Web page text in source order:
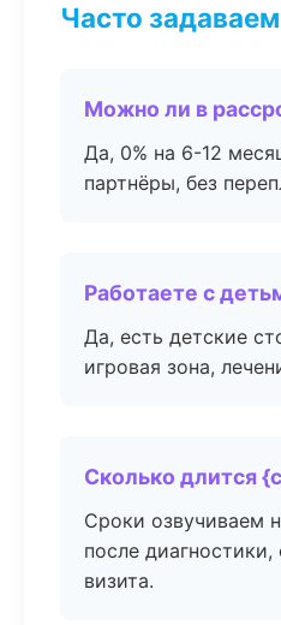
Часто
Можно ли в
Да, 0% на 6-12
партнёры, без
Работаете с
Да, есть детские
игровая зона,
Сколько длится
Сроки озвучиваем
после
визита.